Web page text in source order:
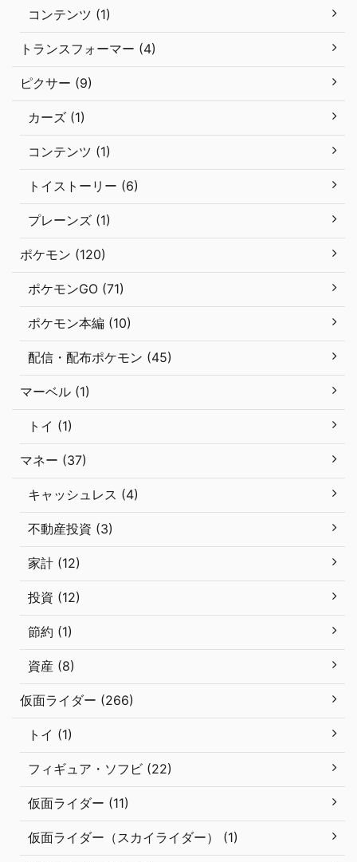
コンテンツ (1)
トランスフォーマー (4)
ピクサー (9)
カーズ (1)
コンテンツ (1)
トイストーリー (6)
プレーンズ (1)
ポケモン (120)
ポケモンGO (71)
ポケモン本編 (10)
配信・配布ポケモン (45)
マーベル (1)
トイ (1)
マネー (37)
キャッシュレス (4)
不動産投資 (3)
家計 (12)
投資 (12)
節約 (1)
資産 (8)
仮面ライダー (266)
トイ (1)
フィギュア・ソフビ (22)
仮面ライダー (11)
仮面ライダー（スカイライダー） (1)